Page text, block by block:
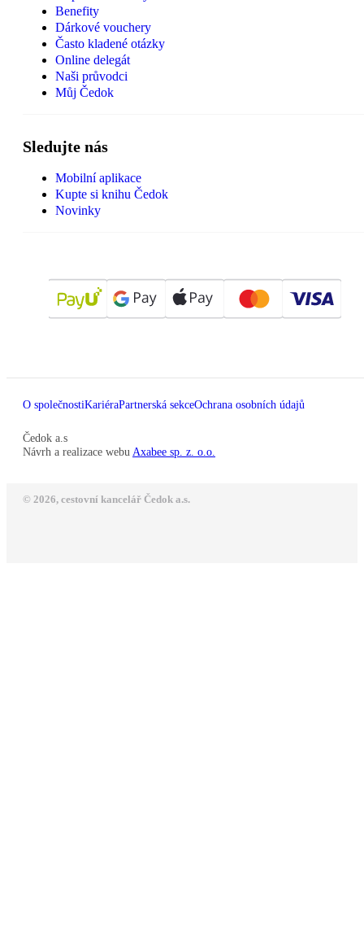
Benefity
Dárkové vouchery
Často kladené otázky
Online delegát
Naši průvodci
Můj Čedok
Sledujte nás
Mobilní aplikace
Kupte si knihu Čedok
Novinky
O společnostiKariéraPartnerská sekceOchrana osobních údajů
Čedok a.s
Návrh a realizace webu Axabee sp. z. o.o.
© 2026, cestovní kancelář Čedok a.s.